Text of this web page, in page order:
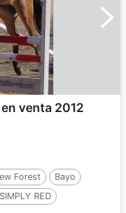
venta 2012
Forest
Bayo
RED